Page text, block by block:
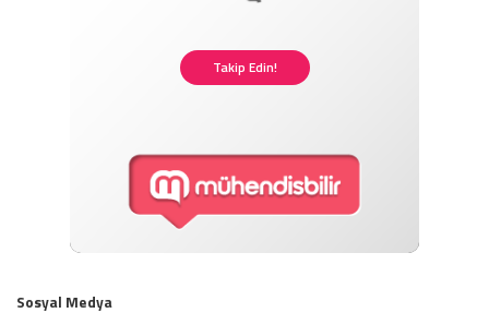
Takip Edin!
Sosyal Medya